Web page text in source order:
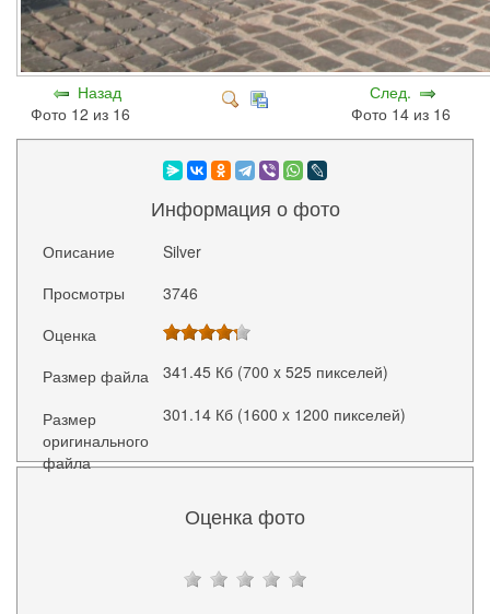
Назад
Фото 12 из 16
След.
Фото 14 из 16
Информация о фото
Описание
Silver
Просмотры
3746
Оценка
Размер файла
341.45 Кб (700 x 525 пикселей)
Размер
оригинального
файла
301.14 Кб (1600 x 1200 пикселей)
Оценка фото